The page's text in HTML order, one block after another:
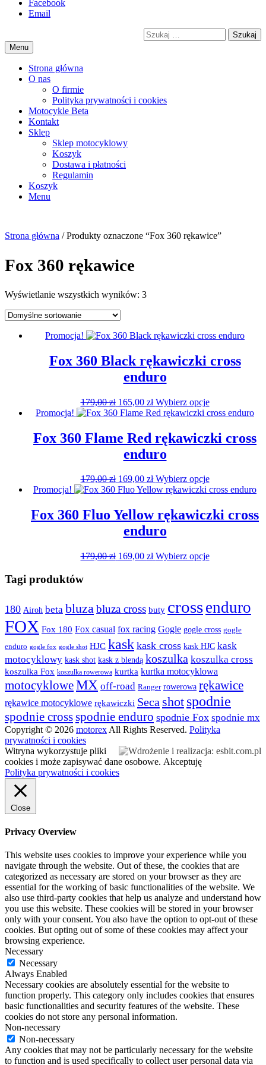
Przejdź
motorex
akcesoria motocyklowe
Facebook
Email
Szukaj
Menu
Strona główna
O nas
O firmie
Polityka prywatności i cookies
Motocykle Beta
Kontakt
Sklep
Sklep motocyklowy
Koszyk
Dostawa i płatności
Regulamin
Menu
Strona główna / Produkty oznaczone “Fox 360 rękawice”
Fox 360 rękawice
Wyświetlanie wszystkich wyników: 3
Promocja!
Fox 360 Black rękawiczki cross
enduro
179,00zł Pierwotna
cena
179,00 zł.
165,00 złAktualna
cena
165,00 zł.
Wybierz opcjeTen
produkt
wiele
wariantów.
wybrać
na
produktu
Promocja!
Fox 360 Flame Red rękawiczki cross
enduro
179,00zł Pierwotna
cena
179,00 zł.
169,00 złAktualna
cena
169,00 zł.
Wybierz opcjeTen
produkt
wiele
wariantów.
wybrać
na
Promocja!
Fox 360 Fluo Yellow rękawiczki cross
enduro
179,00zł Pierwotna
169,00 złAktualna
Wybierz opcjeTen
Opcje
wybrać
na
stronie
produktu
Tagi produktów
180 Airoh beta bluza bluza cross buty crossenduro
FOX Fox 180 Fox casual fox racing Gogle gogle.cross gogle
enduro gogle fox gogle shot HJC kask kask cross kask HJC kask
motocyklowy kask shot kask z blendą koszulka koszulka cross
koszulka Fox koszulka rowerowa kurtka kurtka motocyklowa
motocykloweMX off-road Ranger rowerowa rękawice
rękawice motocyklowe rękawiczki Seca shot spodnie
spodnie crossspodnie enduro spodnie Fox spodnie mx
Copyright © 2026 motorex All Rights Reserved. Polityka
prywatności i cookies
Witryna wykorzystuje pliki
cookies i może zapisywać dane osobowe. Akceptuję
Polityka prywatności i cookies
Close
Privacy Overview
This website uses cookies to improve your experience while you
navigate through the website. Out of these, the cookies that are
categorized as necessary are stored on your browser as they are
essential for the working of basic functionalities of the website. We
also use third-party cookies that help us analyze and understand how
you use this website. These cookies will be stored in your browser
only with your consent. You also have the option to opt-out of these
cookies. But opting out of some of these cookies may affect your
browsing experience.
Necessary
Necessary
Always Enabled
Necessary cookies are absolutely essential for the website to
function properly. This category only includes cookies that ensures
basic functionalities and security features of the website. These
cookies do not store any personal information.
Non-necessary
Non-necessary
Any cookies that may not be particularly necessary for the website
to function and is used specifically to collect user personal data via